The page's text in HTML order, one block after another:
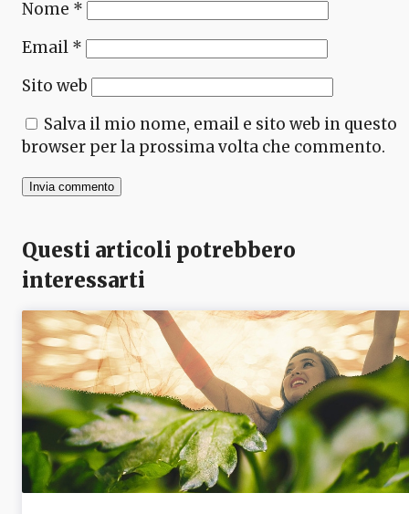
Nome *
Email *
Sito web
Salva il mio nome, email e sito web in questo
browser per la prossima volta che commento.
Questi articoli potrebbero
interessarti